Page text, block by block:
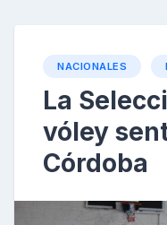
NACIONALES
La
vóley
Córdoba